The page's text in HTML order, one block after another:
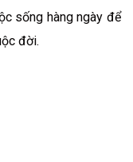
sống hàng ngày để
đời.